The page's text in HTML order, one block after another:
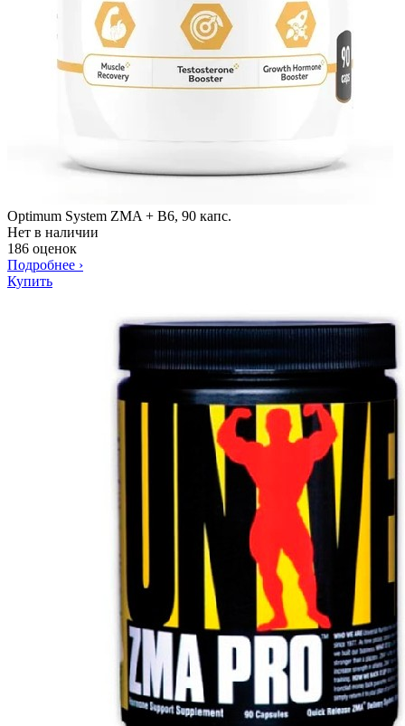
Optimum System ZMA + B6, 90 капс.
Нет в наличии
186 оценок
Подробнее ›
Купить